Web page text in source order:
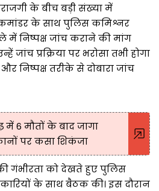
के बीच बड़ी संख्या में
के साथ पुलिस कमिश्नर
निष्पक्ष जांच कराने की मांग
जांच प्रक्रिया पर भरोसा तभी होगा
निष्पक्ष तरीके से दोबारा जांच
में 6 मौतों के बाद जागा
पर कसा शिकंजा
गंभीरता को देखते हुए पुलिस
के साथ बैठक की। इस दौरान